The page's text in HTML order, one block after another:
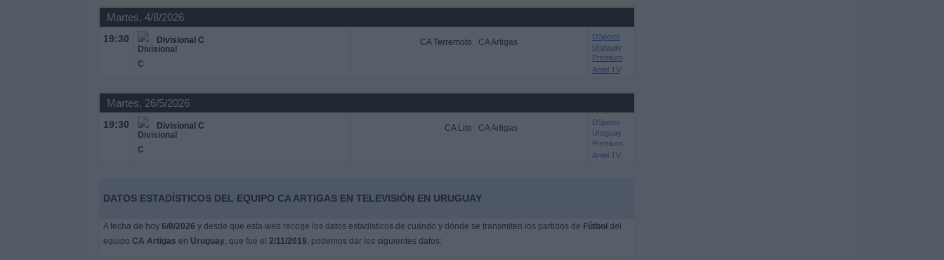
Martes, 4/8/2026
19:30 Divisional C CA Terremoto CA Artigas
DSports
Uruguay
Premium
Antel TV
Martes, 26/5/2026
19:30 Divisional C CA Lito CA Artigas
DSports
Uruguay
Premium
Antel TV
DATOS ESTADÍSTICOS DEL EQUIPO CA ARTIGAS EN TELEVISIÓN EN URUGUAY
A fecha de hoy 6/8/2026 y desde que esta web recoge los datos estadísticos de cuándo y dónde se transmiten los partidos de Fútbol del
equipo CA Artigas en Uruguay, que fue el 2/11/2019, podemos dar los siguientes datos: